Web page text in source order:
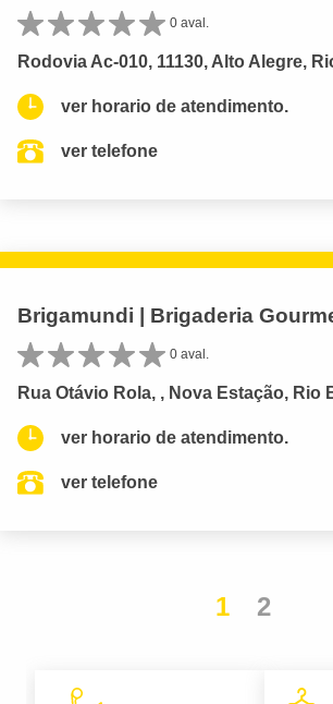
0 aval.
Rodovia Ac-010, 11130, Alto Alegre,
ver horario de atendimento.
ver telefone
Brigamundi | Brigaderia
0 aval.
Rua Otávio Rola, , Nova Estação, Rio
ver horario de atendimento.
ver telefone
1 2